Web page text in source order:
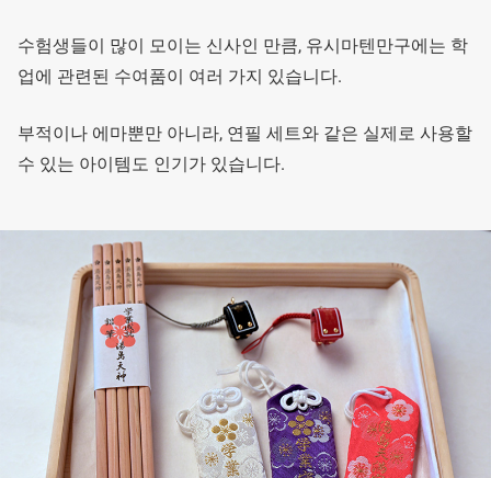
수험생들이 많이 모이는 신사인 만큼, 유시마텐만구에는 학
업에 관련된 수여품이 여러 가지 있습니다.
부적이나 에마뿐만 아니라, 연필 세트와 같은 실제로 사용할
수 있는 아이템도 인기가 있습니다.